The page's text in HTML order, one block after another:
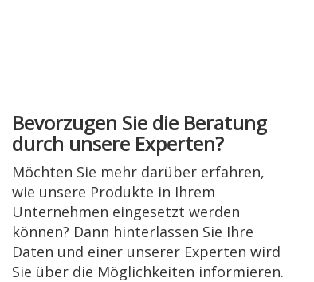
Bevorzugen Sie die Beratung
durch unsere Experten?
Möchten Sie mehr darüber erfahren,
wie unsere Produkte in Ihrem
Unternehmen eingesetzt werden
können? Dann hinterlassen Sie Ihre
Daten und einer unserer Experten wird
Sie über die Möglichkeiten informieren.